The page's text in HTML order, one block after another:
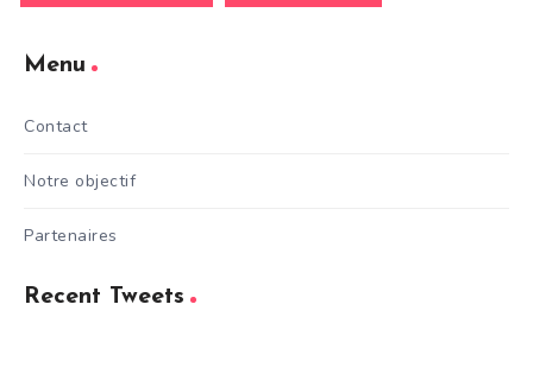
Menu
Contact
Notre objectif
Partenaires
Recent Tweets